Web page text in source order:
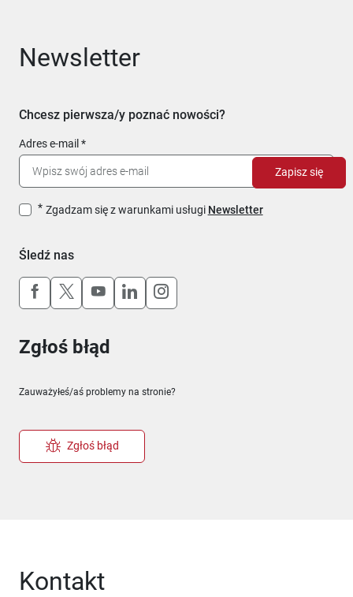
Newsletter
Chcesz pierwsza/y poznać nowości?
Adres e-mail
Zgadzam się z warunkami usługi Newsletter
Zapisz się
Śledź nas
Uwaga, link otworzy się w nowym oknie
Uwaga, link otworzy się w nowym oknie
Uwaga, link otworzy się w nowym
Uwaga, link otworzy się w
Uwaga, link otworzy się w
Zgłoś błąd
Zauważyłeś/aś problemy na stronie?
Zgłoś błąd
Kontakt